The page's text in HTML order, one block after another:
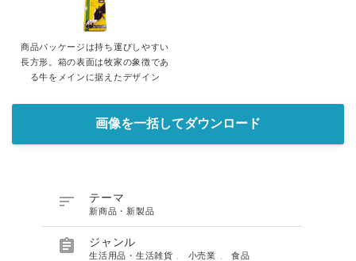
商品パッケージは持ち運びしやすい
長方形。箱の表面は牧家の象徴であ
る牛をメインに据えたデザイン
画像を一括してダウンロード
 テーマ
新商品・新製品
 ジャンル
生活用品・生活雑貨 小売業 食品